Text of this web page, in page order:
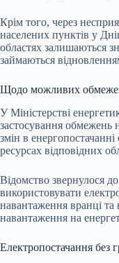
Крім того, через
населених пунктів у
областях залишаються
займаються
Щодо можливих
У Міністерстві
застосування обмежень
змін в
ресурсах відповідних
Відомство звернулося
використовувати
навантаження вранці
навантаження на
Електропостачання без